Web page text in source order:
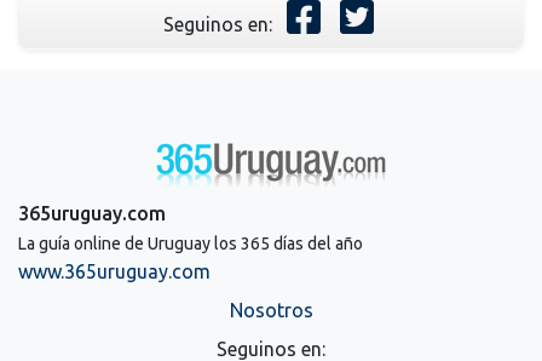
Seguinos en:
365uruguay.com
La guía online de Uruguay los 365 días del año
www.365uruguay.com
Nosotros
Seguinos en: